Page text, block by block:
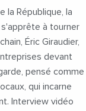
la République, la
à tourner
Éric Giraudier,
devant
pensé comme
qui incarne
Interview vidéo